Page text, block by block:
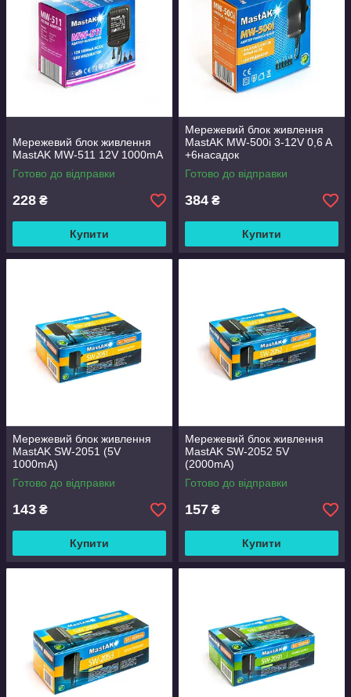
Мережевий блок живлення
MastAK MW-511 12V 1000mA
Готово до відправки
228 ₴
Купити
Мережевий блок живлення
MastAK MW-500i 3-12V 0,6 A
+6насадок
Готово до відправки
384 ₴
Купити
Мережевий блок живлення
MastAK SW-2051 (5V
1000mA)
Готово до відправки
143 ₴
Купити
Мережевий блок живлення
MastAK SW-2052 5V
(2000mA)
Готово до відправки
157 ₴
Купити